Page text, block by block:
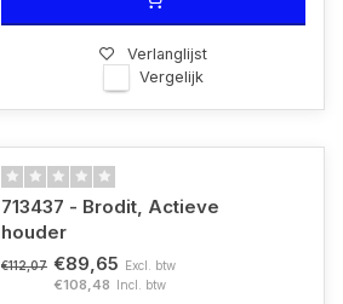
Verlanglijst
Vergelijk
713437 - Brodit, Actieve
houder
€112,07 €89,65 Excl. btw
€108,48 Incl. btw